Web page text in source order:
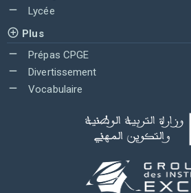
Lycée
Plus
Prépas CPGE
Divertissement
Vocabulaire